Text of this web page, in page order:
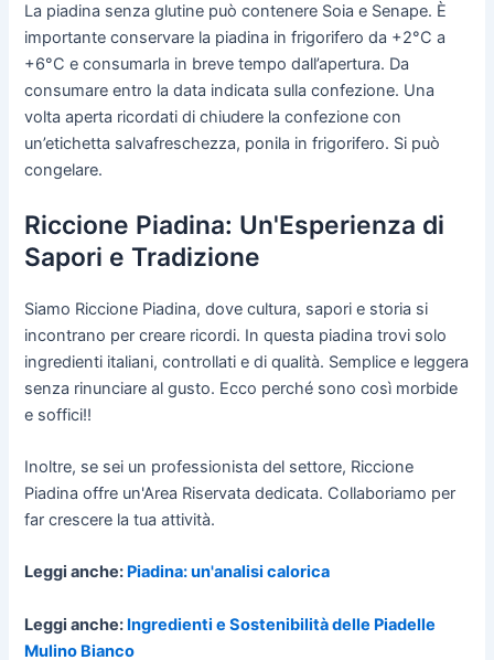
La piadina senza glutine può contenere Soia e Senape. È
importante conservare la piadina in frigorifero da +2°C a
+6°C e consumarla in breve tempo dall’apertura. Da
consumare entro la data indicata sulla confezione. Una
volta aperta ricordati di chiudere la confezione con
un’etichetta salvafreschezza, ponila in frigorifero. Si può
congelare.
Riccione Piadina: Un'Esperienza di
Sapori e Tradizione
Siamo Riccione Piadina, dove cultura, sapori e storia si
incontrano per creare ricordi. In questa piadina trovi solo
ingredienti italiani, controllati e di qualità. Semplice e leggera
senza rinunciare al gusto. Ecco perché sono così morbide
e soffici!!
Inoltre, se sei un professionista del settore, Riccione
Piadina offre un'Area Riservata dedicata. Collaboriamo per
far crescere la tua attività.
Leggi anche: Piadina: un'analisi calorica
Leggi anche: Ingredienti e Sostenibilità delle Piadelle
Mulino Bianco